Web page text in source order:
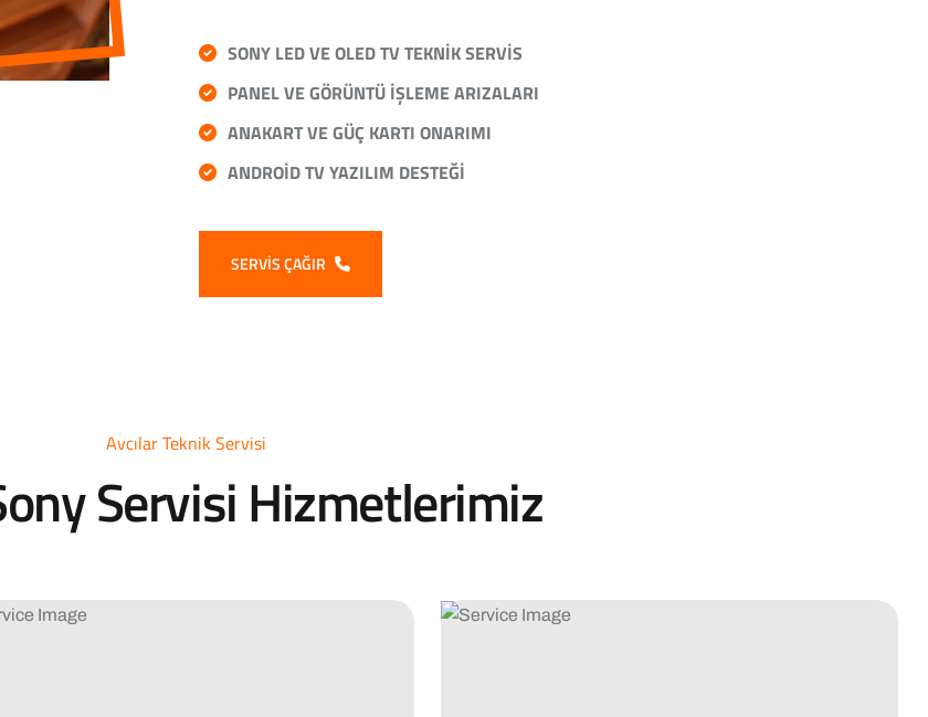
SONY LED VE OLED TV TEKNIK SERVIS
PANEL VE GÖRÜNTÜ IŞLEME ARIZALARI
ANAKART VE GÜÇ KARTI ONARIMI
ANDROID TV YAZILIM DESTEĞI
SERVIS ÇAĞIR
Avcılar Teknik Servisi
Servisi Hizmetlerimiz